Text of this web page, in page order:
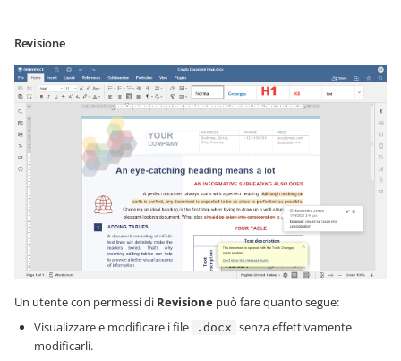
Revisione
Un utente con permessi di Revisione può fare quanto segue:
Visualizzare e modificare i file
.docx senza effettivamente
modificarli.